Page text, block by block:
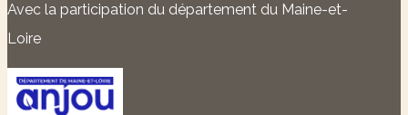
Avec la participation du département du Maine-et-
Loire